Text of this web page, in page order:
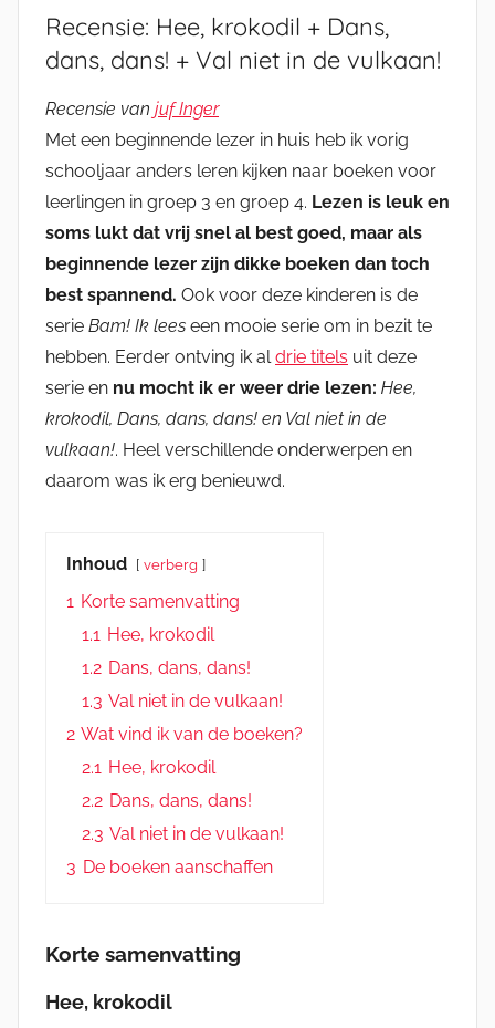
Recensie: Hee, krokodil + Dans,
dans, dans! + Val niet in de vulkaan!
Recensie van juf Inger
Met een beginnende lezer in huis heb ik vorig
schooljaar anders leren kijken naar boeken voor
leerlingen in groep 3 en groep 4. Lezen is leuk en
soms lukt dat vrij snel al best goed, maar als
beginnende lezer zijn dikke boeken dan toch
best spannend. Ook voor deze kinderen is de
serie Bam! Ik lees een mooie serie om in bezit te
hebben. Eerder ontving ik aldrie titels uit deze
serie en nu mocht ik er weer drie lezen: Hee,
krokodil, Dans, dans, dans! en Val niet in de
vulkaan!. Heel verschillende onderwerpen en
daarom was ik erg benieuwd.
Inhoud verberg
1 Korte samenvatting
1.1 Hee, krokodil
1.2 Dans, dans, dans!
1.3 Val niet in de vulkaan!
2 Wat vind ik van de boeken?
2.1 Hee, krokodil
2.2 Dans, dans, dans!
2.3 Val niet in de vulkaan!
3 De boeken aanschaffen
Korte samenvatting
Hee, krokodil